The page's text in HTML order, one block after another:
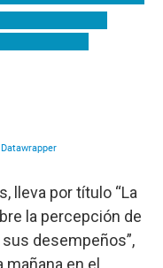
lleva por título “La
la percepción de
desempeños”,
en el